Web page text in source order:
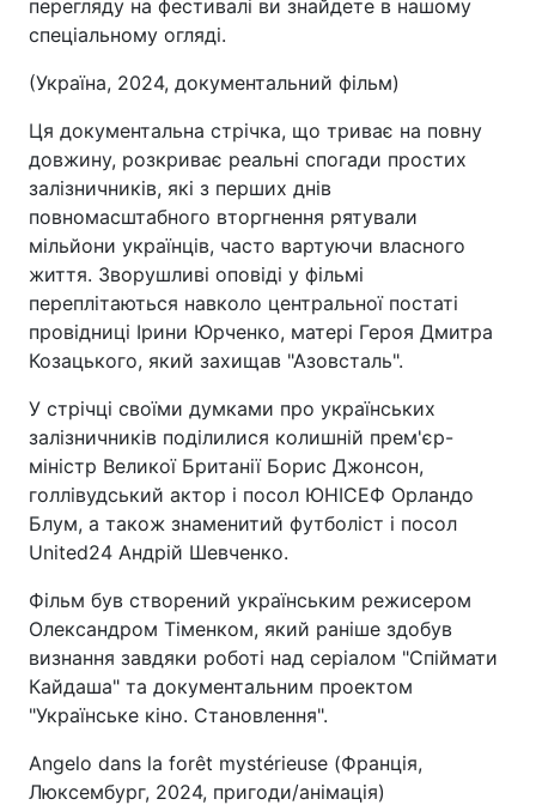
перегляду на фестивалі ви знайдете в нашому
спеціальному огляді.
(Україна, 2024, документальний фільм)
Ця документальна стрічка, що триває на повну
довжину, розкриває реальні спогади простих
залізничників, які з перших днів
повномасштабного вторгнення рятували
мільйони українців, часто вартуючи власного
життя. Зворушливі оповіді у фільмі
переплітаються навколо центральної постаті
провідниці Ірини Юрченко, матері Героя Дмитра
Козацького, який захищав "Азовсталь".
У стрічці своїми думками про українських
залізничників поділилися колишній прем'єр-
міністр Великої Британії Борис Джонсон,
голлівудський актор і посол ЮНІСЕФ Орландо
Блум, а також знаменитий футболіст і посол
United24 Андрій Шевченко.
Фільм був створений українським режисером
Олександром Тіменком, який раніше здобув
визнання завдяки роботі над серіалом "Спіймати
Кайдаша" та документальним проектом
"Українське кіно. Становлення".
Angelo dans la forêt mystérieuse (Франція,
Люксембург, 2024, пригоди/анімація)